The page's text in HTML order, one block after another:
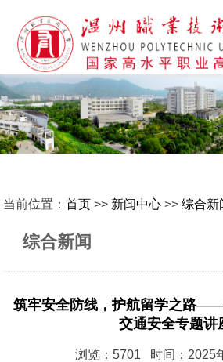
当前位置：首页 >> 新闻中心 >>综合新
综合新闻
筑牢安全防线，护航留学之路
交通安全专题讲
浏览：5701 时间：2025